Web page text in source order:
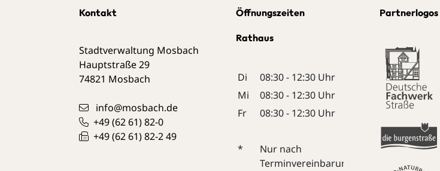
Kontakt
Stadtverwaltung Mosbach
Hauptstraße 29
74821 Mosbach
info@mosbach.de
+49 (6261) 82-0
+49 (6261) 82-249
Öffnungszeiten
Rathaus
Di
08:30 - 12:30 Uhr
Mi
08:30 - 12:30 Uhr
Fr
08:30 - 12:30 Uhr
*
Nur nach
Terminvereinbarung:
Partnerlogos